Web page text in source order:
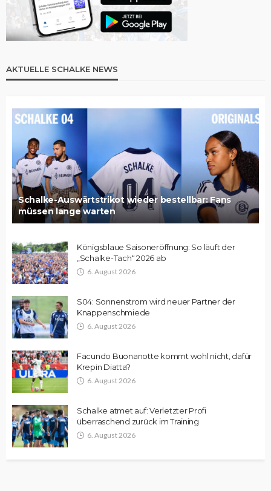
AKTUELLE SCHALKE NEWS
Schalke-Auswärtstrikot wieder bestellbar: Fans
müssen lange warten
Königsblaue Saisoneröffnung: So läuft der
„Schalke-Tach“ 2026 ab
6. August 2026
S04: Sonnenstrom wird neuer Partner der
Knappenschmiede
6. August 2026
Facundo Buonanotte kommt wohl nicht, dafür
Krepin Diatta?
6. August 2026
Schalke atmet auf: Verletzter Profi
überraschend zurück im Training
6. August 2026